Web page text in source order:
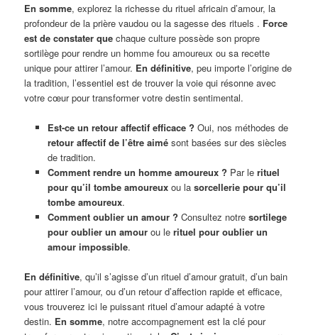
En somme, explorez la richesse du rituel africain d’amour, la
profondeur de la prière vaudou ou la sagesse des rituels . Force
est de constater que chaque culture possède son propre
sortilège pour rendre un homme fou amoureux ou sa recette
unique pour attirer l’amour. En définitive, peu importe l’origine de
la tradition, l’essentiel est de trouver la voie qui résonne avec
votre cœur pour transformer votre destin sentimental.
Est-ce un retour affectif efficace ? Oui, nos méthodes de
retour affectif de l’être aimésont basées sur des siècles
de tradition.
Comment rendre un homme amoureux ? Par le rituel
pour qu’il tombe amoureuxou la sorcellerie pour qu’il
tombe amoureux.
Comment oublier un amour ? Consultez notre sortilege
pour oublier un amourou le rituel pour oublier un
amour impossible.
En définitive, qu’il s’agisse d’un rituel d’amour gratuit, d’un bain
pour attirer l’amour, ou d’un retour d’affection rapide et efficace,
vous trouverez ici le puissant rituel d’amour adapté à votre
destin. En somme, notre accompagnement est la clé pour